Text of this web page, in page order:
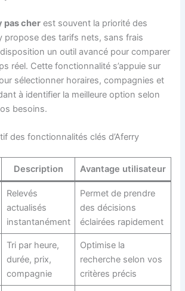
pas cher est souvent la priorité des
propose des tarifs nets, sans frais
un outil avancé pour comparer
réel. Cette fonctionnalité s’appuie sur
sélectionner horaires, compagnies et
à identifier la meilleure option selon
besoins.
des fonctionnalités clés d’Aferry
Description Avantage utilisateur
Relevés
actualisés
instantanément
Permet de prendre
des décisions
éclairées rapidement
Tri par heure,
durée, prix,
compagnie
Optimise la
recherche selon vos
critères précis